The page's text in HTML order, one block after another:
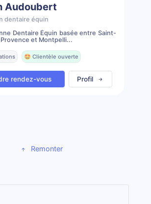
Audoubert
dentaire équin
Dentaire Équin basée entre Saint-
et Montpelli...
🤩 Clientèle ouverte
rendez-vous Profil
Remonter